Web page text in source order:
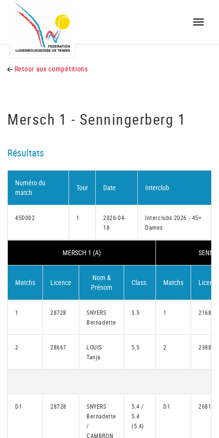
Toggle
Retour aux compétitions
Mersch 1 - Senningerberg 1
Résultats
Numéro du
match
Tour Date Interclub
45D002 1
2026-04-
18
Interclubs 2026 - 45+
Dames
MERSCH 1 (A)
Matchs Licence
Nom &
Prénom
Class. Matchs Licence
1 28728
SNYERS
Bernadette
5.5 1 21686
2 28667
LOUIS
Tanja
5.5 2 23880
D1 28728
SNYERS
Bernadette
/
CAMBRON
5.4 /
5.4
(5.4)
D1 26815